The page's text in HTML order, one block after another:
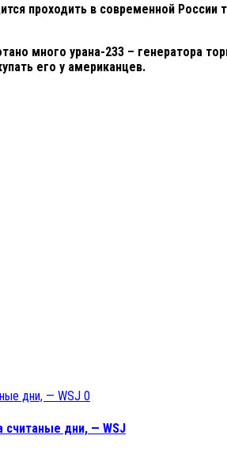
проходить в современной России
много урана-233 – генератора
его у американцев.
0
считаные дни, — WSJ